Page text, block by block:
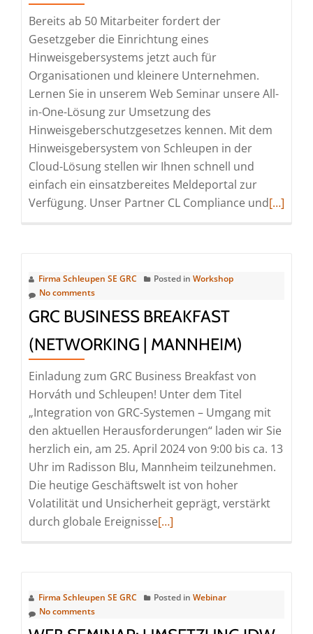
View
APP
(Webinar
|
Online)
Bereits ab 50 Mitarbeiter fordert der
Gesetzgeber die Einrichtung eines
Hinweisgebersystems jetzt auch für
Organisationen und kleinere Unternehmen.
Lernen Sie in unserem Web Seminar unsere All-
in-One-Lösung zur Umsetzung des
Hinweisgeberschutzgesetzes kennen. Mit dem
Hinweisgebersystem von Schleupen in der
Cloud-Lösung stellen wir Ihnen schnell und
einfach ein einsatzbereites Meldeportal zur
Verfügung. Unser Partner CL Compliance undRead
des
|
[…]
Firma Schleupen SE GRC Posted in Workshop
No comments
GRC BUSINESS BREAKFAST
(NETWORKING | MANNHEIM)
Einladung zum GRC Business Breakfast von
Horváth und Schleupen! Unter dem Titel
„Integration von GRC-Systemen – Umgang mit
den aktuellen Herausforderungen“ laden wir Sie
herzlich ein, am 25. April 2024 von 9:00 bis ca. 13
Uhr im Radisson Blu, Mannheim teilzunehmen.
Die heutige Geschäftswelt ist von hoher
Volatilität und Unsicherheit geprägt, verstärkt
durch globale EreignisseRead
Business
(Networking
[…]
Firma Schleupen SE GRC Posted in Webinar
No comments